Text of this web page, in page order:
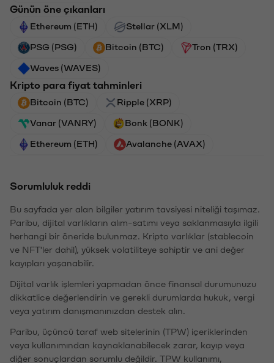
Günün öne çıkanları
Ethereum (ETH) Stellar (XLM)
PSG (PSG) Bitcoin (BTC) Tron (TRX)
Waves (WAVES)
Kripto para fiyat tahminleri
Bitcoin (BTC) Ripple (XRP)
Vanar (VANRY) Bonk (BONK)
Ethereum (ETH) Avalanche (AVAX)
Sorumluluk reddi
Bu sayfada yer alan bilgiler yatırım tavsiyesi niteliği taşımaz.
Paribu, dijital varlıkların alım-satımı veya saklanmasıyla ilgili
herhangi bir öneride bulunmaz. Kripto varlıklar (stablecoin
ve NFT'ler dahil), yüksek volatiliteye sahiptir ve ani değer
kayıpları yaşanabilir.
Dijital varlık işlemleri yapmadan önce finansal durumunuzu
dikkatlice değerlendirin ve gerekli durumlarda hukuk, vergi
veya yatırım danışmanınızdan destek alın.
Paribu, üçüncü taraf web sitelerinin (TPW) içeriklerinden
veya kullanımından kaynaklanabilecek zarar, kayıp veya
diğer sonuçlardan sorumlu değildir. TPW kullanımı,